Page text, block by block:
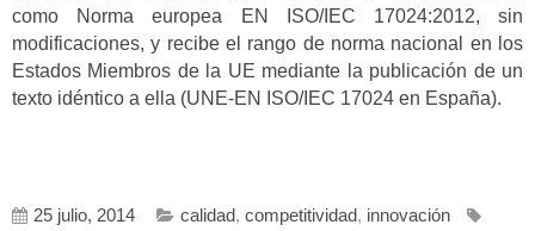
como Norma europea EN ISO/IEC 17024:2012, sin
modificaciones, y recibe el rango de norma nacional en los
Estados Miembros de la UE mediante la publicación de un
texto idéntico a ella (UNE-EN ISO/IEC 17024 en España).
25 julio, 2014 calidad, competitividad, innovación